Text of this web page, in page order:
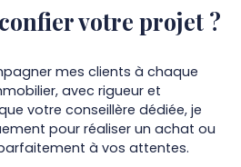
votre projet ?
mes clients à chaque
avec rigueur et
votre conseillère dédiée, je
pour réaliser un achat ou
à vos attentes.